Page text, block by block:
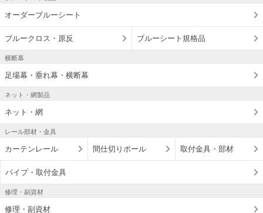
オーダーブルーシート
ブルークロス・原反 ブルーシート規格品
横断幕
足場幕・垂れ幕・横断幕
ネット・網製品
ネット・網
レール部材・金具
カーテンレール 間仕切りポール 取付金具・部材
パイプ・取付金具
修理・副資材
修理・副資材